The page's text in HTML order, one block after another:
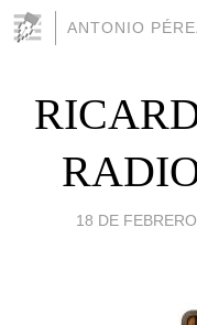
ANTONIO
18 DE